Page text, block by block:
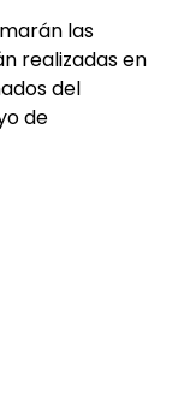
las
realizadas en
del
de